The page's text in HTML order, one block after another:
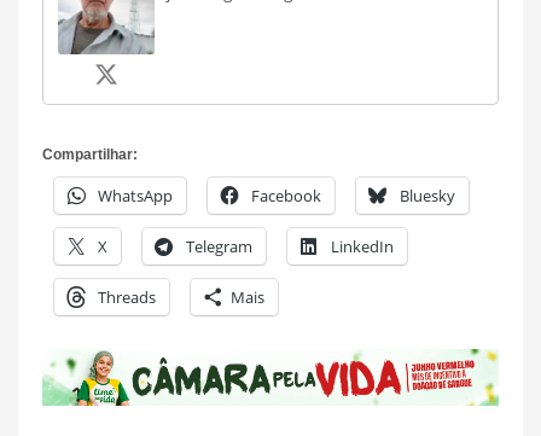
Compartilhar:
WhatsApp Facebook Bluesky
X Telegram LinkedIn
Threads Mais